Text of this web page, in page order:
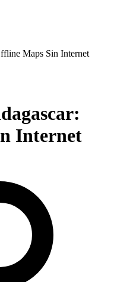
Maps Sin Internet
Internet